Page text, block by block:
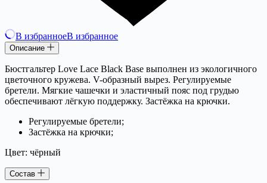
В избранноеВ избранное
Описание
Бюстгальтер Love Lace Black Base выполнен из экологичного
цветочного кружева. V-образный вырез. Регулируемые
бретели. Мягкие чашечки и эластичный пояс под грудью
обеспечивают лёгкую поддержку. Застёжка на крючки.
Регулируемые бретели;
Застёжка на крючки;
Цвет: чёрный
Состав